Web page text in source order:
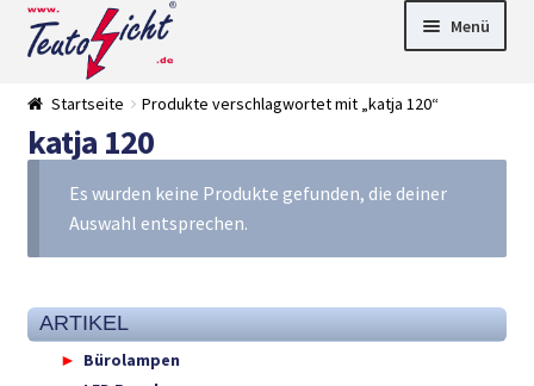
Zur
Navigation
springen
Springe
zum
Menü
► LED Panel
►
t
Downlights
►
Deckenleuch
►
►
Versandarten
► Zahlarten
Startseite Produkte verschlagwortet mit „katja 120“
katja 120
Es wurden keine Produkte gefunden, die deiner
Auswahl entsprechen.
ARTIKEL
Bürolampen